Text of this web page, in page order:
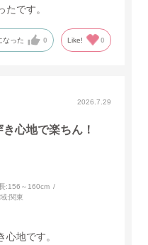
です。
なった 0 Like! 0
2026.7.29
心地で楽ちん！
:156～160cm
:関東
地です。